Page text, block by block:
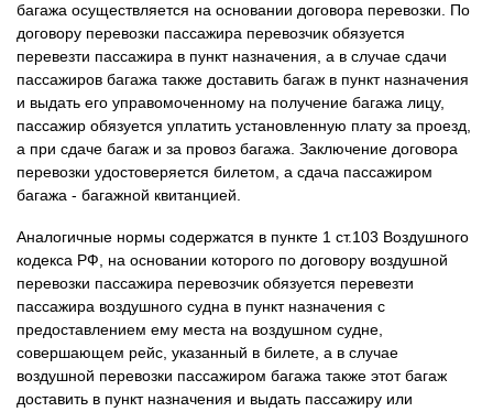
багажа осуществляется на основании договора перевозки. По
договору перевозки пассажира перевозчик обязуется
перевезти пассажира в пункт назначения, а в случае сдачи
пассажиров багажа также доставить багаж в пункт назначения
и выдать его управомоченному на получение багажа лицу,
пассажир обязуется уплатить установленную плату за проезд,
а при сдаче багаж и за провоз багажа. Заключение договора
перевозки удостоверяется билетом, а сдача пассажиром
багажа - багажной квитанцией.
Аналогичные нормы содержатся в пункте 1 ст.103 Воздушного
кодекса РФ, на основании которого по договору воздушной
перевозки пассажира перевозчик обязуется перевезти
пассажира воздушного судна в пункт назначения с
предоставлением ему места на воздушном судне,
совершающем рейс, указанный в билете, а в случае
воздушной перевозки пассажиром багажа также этот багаж
доставить в пункт назначения и выдать пассажиру или